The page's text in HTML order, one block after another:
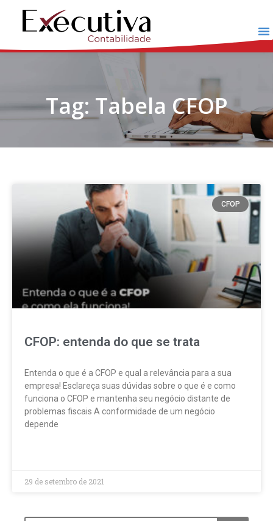
Tag: Tabela CFOP
CFOP
CFOP: entenda do que se trata
Entenda o que é a CFOP e qual a relevância para a sua
empresa! Esclareça suas dúvidas sobre o que é e como
funciona o CFOP e mantenha seu negócio distante de
problemas fiscais A conformidade de um negócio
depende
29 de setembro de 2021